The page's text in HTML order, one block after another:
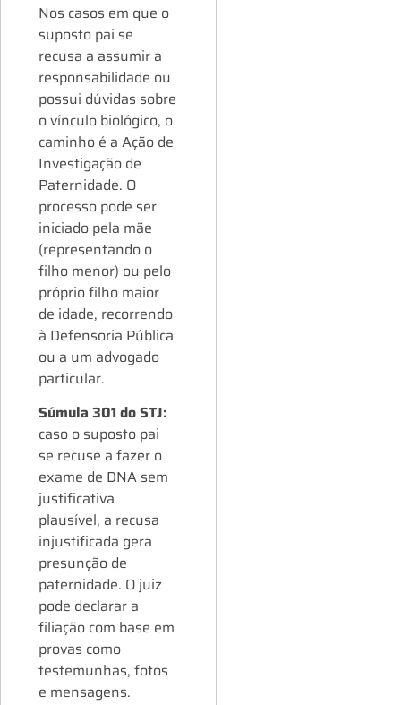
Nos casos em que o
suposto pai se
recusa a assumir a
responsabilidade ou
possui dúvidas sobre
o vínculo biológico, o
caminho é a Ação de
Investigação de
Paternidade. O
processo pode ser
iniciado pela mãe
(representando o
filho menor) ou pelo
próprio filho maior
de idade, recorrendo
à Defensoria Pública
ou a um advogado
particular.
Súmula 301 do STJ:
caso o suposto pai
se recuse a fazer o
exame de DNA sem
justificativa
plausível, a recusa
injustificada gera
presunção de
paternidade. O juiz
pode declarar a
filiação com base em
provas como
testemunhas, fotos
e mensagens.